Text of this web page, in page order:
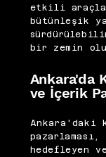
etkili araçlar
bütünleşik
bir zemin
Ankara'da
ve İçerik
pazarlaması,
hedefleyen